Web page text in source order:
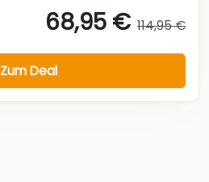
68,95 € 114,95 €
Zum Deal